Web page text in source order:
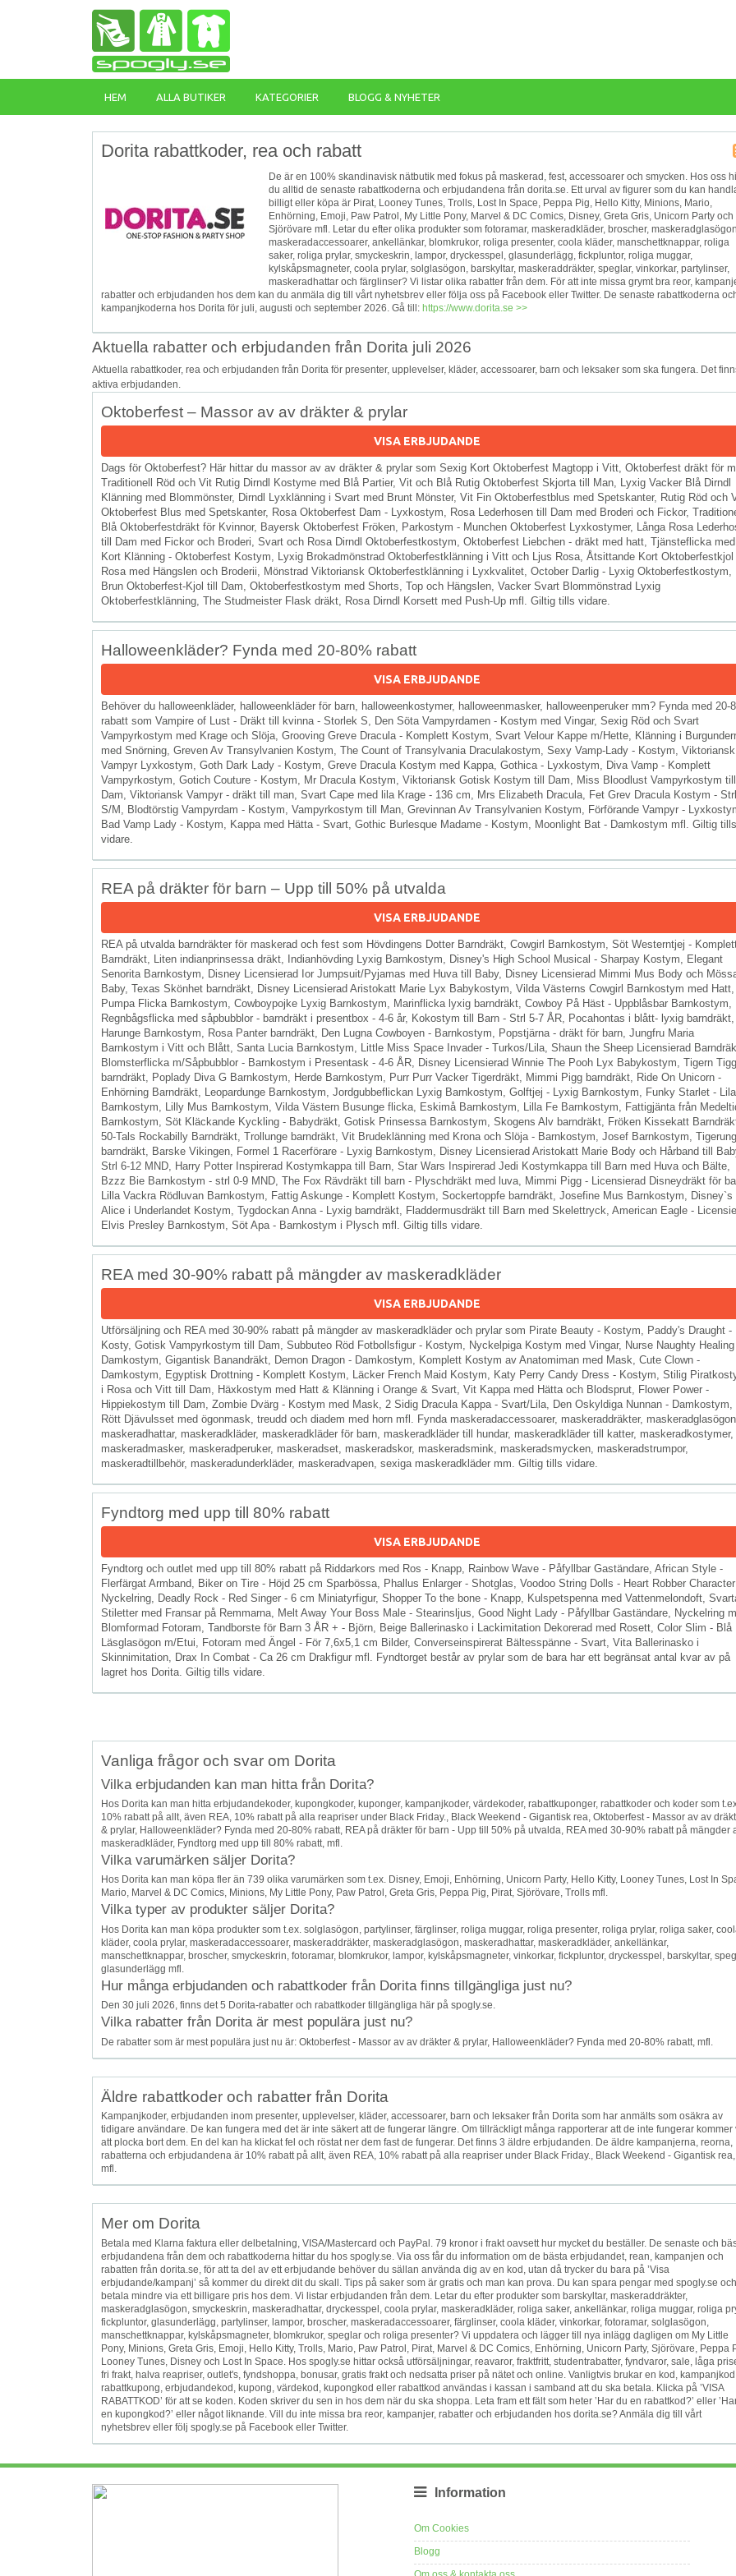
HEM ALLA BUTIKER KATEGORIER BLOGG & NYHETER
Dorita rabattkoder, rea och rabatt
De är en 100% skandinavisk nätbutik med fokus på maskerad, fest, accessoarer och smycken. Hos oss
du alltid de senaste rabattkoderna och erbjudandena från dorita.se. Ett urval av figurer som du kan
billigt eller köpa är Pirat, Looney Tunes, Trolls, Lost In Space, Peppa Pig, Hello Kitty, Minions, Mario,
Enhörning, Emoji, Paw Patrol, My Little Pony, Marvel & DC Comics, Disney, Greta Gris, Unicorn Party och
Sjörövare mfl. Letar du efter olika produkter som fotoramar, maskeradkläder, broscher,
maskeradaccessoarer, ankellänkar, blomkrukor, roliga presenter, coola kläder, manschettknappar, roliga
saker, roliga prylar, smyckeskrin, lampor, dryckesspel, glasunderlägg, fickpluntor, roliga muggar,
kylskåpsmagneter, coola prylar, solglasögon, barskyltar, maskeraddräkter, speglar, vinkorkar, partylinser,
maskeradhattar och färglinser? Vi listar olika rabatter från dem. För att inte missa grymt bra reor,
rabatter och erbjudanden hos dem kan du anmäla dig till vårt nyhetsbrev eller följa oss på Facebook eller Twitter. De senaste rabattkoderna
kampanjkoderna hos Dorita för juli, augusti och september 2026. Gå till: https://www.dorita.se >>
Aktuella rabatter och erbjudanden från Dorita juli 2026
Aktuella rabattkoder, rea och erbjudanden från Dorita för presenter, upplevelser, kläder, accessoarer, barn och leksaker som ska fungera. Det
aktiva erbjudanden.
Oktoberfest – Massor av av dräkter & prylar
VISA ERBJUDANDE
Dags för Oktoberfest? Här hittar du massor av av dräkter & prylar som Sexig Kort Oktoberfest Magtopp i Vitt, Oktoberfest dräkt för
Traditionell Röd och Vit Rutig Dirndl Kostyme med Blå Partier, Vit och Blå Rutig Oktoberfest Skjorta till Man, Lyxig Vacker Blå Dirndl
Klänning med Blommönster, Dirndl Lyxklänning i Svart med Brunt Mönster, Vit Fin Oktoberfestblus med Spetskanter, Rutig Röd och
Oktoberfest Blus med Spetskanter, Rosa Oktoberfest Dam - Lyxkostym, Rosa Lederhosen till Dam med Broderi och Fickor,
Blå Oktoberfestdräkt för Kvinnor, Bayersk Oktoberfest Fröken, Parkostym - Munchen Oktoberfest Lyxkostymer, Långa Rosa
till Dam med Fickor och Broderi, Svart och Rosa Dirndl Oktoberfestkostym, Oktoberfest Liebchen - dräkt med hatt, Tjänsteflicka med
Kort Klänning - Oktoberfest Kostym, Lyxig Brokadmönstrad Oktoberfestklänning i Vitt och Ljus Rosa, Åtsittande Kort Oktoberfestkjol
Rosa med Hängslen och Broderii, Mönstrad Viktoriansk Oktoberfestklänning i Lyxkvalitet, October Darlig - Lyxig Oktoberfestkostym,
Brun Oktoberfest-Kjol till Dam, Oktoberfestkostym med Shorts, Top och Hängslen, Vacker Svart Blommönstrad Lyxig
Oktoberfestklänning, The Studmeister Flask dräkt, Rosa Dirndl Korsett med Push-Up mfl. Giltig tills vidare.
Halloweenkläder? Fynda med 20-80% rabatt
VISA ERBJUDANDE
Behöver du halloweenkläder, halloweenkläder för barn, halloweenkostymer, halloweenmasker, halloweenperuker mm? Fynda med 20-
rabatt som Vampire of Lust - Dräkt till kvinna - Storlek S, Den Söta Vampyrdamen - Kostym med Vingar, Sexig Röd och Svart
Vampyrkostym med Krage och Slöja, Grooving Greve Dracula - Komplett Kostym, Svart Velour Kappe m/Hette, Klänning i
med Snörning, Greven Av Transylvanien Kostym, The Count of Transylvania Draculakostym, Sexy Vamp-Lady - Kostym, Viktoriansk
Vampyr Lyxkostym, Goth Dark Lady - Kostym, Greve Dracula Kostym med Kappa, Gothica - Lyxkostym, Diva Vamp - Komplett
Vampyrkostym, Gotich Couture - Kostym, Mr Dracula Kostym, Viktoriansk Gotisk Kostym till Dam, Miss Bloodlust Vampyrkostym till
Dam, Viktoriansk Vampyr - dräkt till man, Svart Cape med lila Krage - 136 cm, Mrs Elizabeth Dracula, Fet Grev Dracula Kostym - Strl
S/M, Blodtörstig Vampyrdam - Kostym, Vampyrkostym till Man, Grevinnan Av Transylvanien Kostym, Förförande Vampyr -
Bad Vamp Lady - Kostym, Kappa med Hätta - Svart, Gothic Burlesque Madame - Kostym, Moonlight Bat - Damkostym mfl. Giltig tills
vidare.
REA på dräkter för barn – Upp till 50% på utvalda
VISA ERBJUDANDE
REA på utvalda barndräkter för maskerad och fest som Hövdingens Dotter Barndräkt, Cowgirl Barnkostym, Söt Westerntjej -
Barndräkt, Liten indianprinsessa dräkt, Indianhövding Lyxig Barnkostym, Disney's High School Musical - Sharpay Kostym, Elegant
Senorita Barnkostym, Disney Licensierad Ior Jumpsuit/Pyjamas med Huva till Baby, Disney Licensierad Mimmi Mus Body och Mössa
Baby, Texas Skönhet barndräkt, Disney Licensierad Aristokatt Marie Lyx Babykostym, Vilda Västerns Cowgirl Barnkostym med Hatt,
Pumpa Flicka Barnkostym, Cowboypojke Lyxig Barnkostym, Marinflicka lyxig barndräkt, Cowboy På Häst - Uppblåsbar Barnkostym,
Regnbågsflicka med såpbubblor - barndräkt i presentbox - 4-6 år, Kokostym till Barn - Strl 5-7 ÅR, Pocahontas i blått- lyxig barndräkt,
Harunge Barnkostym, Rosa Panter barndräkt, Den Lugna Cowboyen - Barnkostym, Popstjärna - dräkt för barn, Jungfru Maria
Barnkostym i Vitt och Blått, Santa Lucia Barnkostym, Little Miss Space Invader - Turkos/Lila, Shaun the Sheep Licensierad
Blomsterflicka m/Såpbubblor - Barnkostym i Presentask - 4-6 ÅR, Disney Licensierad Winnie The Pooh Lyx Babykostym, Tigern
barndräkt, Poplady Diva G Barnkostym, Herde Barnkostym, Purr Purr Vacker Tigerdräkt, Mimmi Pigg barndräkt, Ride On Unicorn -
Enhörning Barndräkt, Leopardunge Barnkostym, Jordgubbeflickan Lyxig Barnkostym, Golftjej - Lyxig Barnkostym, Funky Starlet - Lila
Barnkostym, Lilly Mus Barnkostym, Vilda Västern Busunge flicka, Eskimå Barnkostym, Lilla Fe Barnkostym, Fattigjänta från
Barnkostym, Söt Kläckande Kyckling - Babydräkt, Gotisk Prinsessa Barnkostym, Skogens Alv barndräkt, Fröken Kissekatt
50-Tals Rockabilly Barndräkt, Trollunge barndräkt, Vit Brudeklänning med Krona och Slöja - Barnkostym, Josef Barnkostym,
barndräkt, Barske Vikingen, Formel 1 Racerförare - Lyxig Barnkostym, Disney Licensierad Aristokatt Marie Body och Hårband till
Strl 6-12 MND, Harry Potter Inspirerad Kostymkappa till Barn, Star Wars Inspirerad Jedi Kostymkappa till Barn med Huva och Bälte,
Bzzz Bie Barnkostym - strl 0-9 MND, The Fox Rävdräkt till barn - Plyschdräkt med luva, Mimmi Pigg - Licensierad Disneydräkt för
Lilla Vackra Rödluvan Barnkostym, Fattig Askunge - Komplett Kostym, Sockertoppfe barndräkt, Josefine Mus Barnkostym, Disney`s
Alice i Underlandet Kostym, Tygdockan Anna - Lyxig barndräkt, Fladdermusdräkt till Barn med Skelettryck, American Eagle -
Elvis Presley Barnkostym, Söt Apa - Barnkostym i Plysch mfl. Giltig tills vidare.
REA med 30-90% rabatt på mängder av maskeradkläder
VISA ERBJUDANDE
Utförsäljning och REA med 30-90% rabatt på mängder av maskeradkläder och prylar som Pirate Beauty - Kostym, Paddy's Draught -
Kosty, Gotisk Vampyrkostym till Dam, Subbuteo Röd Fotbollsfigur - Kostym, Nyckelpiga Kostym med Vingar, Nurse Naughty
Damkostym, Gigantisk Banandräkt, Demon Dragon - Damkostym, Komplett Kostym av Anatomiman med Mask, Cute Clown -
Damkostym, Egyptisk Drottning - Komplett Kostym, Läcker French Maid Kostym, Katy Perry Candy Dress - Kostym, Stilig
i Rosa och Vitt till Dam, Häxkostym med Hatt & Klänning i Orange & Svart, Vit Kappa med Hätta och Blodsprut, Flower Power -
Hippiekostym till Dam, Zombie Dvärg - Kostym med Mask, 2 Sidig Dracula Kappa - Svart/Lila, Den Oskyldiga Nunnan - Damkostym,
Rött Djävulsset med ögonmask, treudd och diadem med horn mfl. Fynda maskeradaccessoarer, maskeraddräkter, maskeradglasögon,
maskeradhattar, maskeradkläder, maskeradkläder för barn, maskeradkläder till hundar, maskeradkläder till katter, maskeradkostymer,
maskeradmasker, maskeradperuker, maskeradset, maskeradskor, maskeradsmink, maskeradsmycken, maskeradstrumpor,
maskeradtillbehör, maskeradunderkläder, maskeradvapen, sexiga maskeradkläder mm. Giltig tills vidare.
Fyndtorg med upp till 80% rabatt
VISA ERBJUDANDE
Fyndtorg och outlet med upp till 80% rabatt på Riddarkors med Ros - Knapp, Rainbow Wave - Påfyllbar Gaständare, African Style -
Flerfärgat Armband, Biker on Tire - Höjd 25 cm Sparbössa, Phallus Enlarger - Shotglas, Voodoo String Dolls - Heart Robber
Nyckelring, Deadly Rock - Red Singer - 6 cm Miniatyrfigur, Shopper To the bone - Knapp, Kulspetspenna med Vattenmelondoft,
Stiletter med Fransar på Remmarna, Melt Away Your Boss Male - Stearinsljus, Good Night Lady - Påfyllbar Gaständare, Nyckelring
Blomformad Fotoram, Tandborste för Barn 3 ÅR + - Björn, Beige Ballerinasko i Lackimitation Dekorerad med Rosett, Color Slim - Blå
Läsglasögon m/Etui, Fotoram med Ängel - För 7,6x5,1 cm Bilder, Converseinspirerat Bältesspänne - Svart, Vita Ballerinasko i
Skinnimitation, Drax In Combat - Ca 26 cm Drakfigur mfl. Fyndtorget består av prylar som de bara har ett begränsat antal kvar av på
lagret hos Dorita. Giltig tills vidare.
Vanliga frågor och svar om Dorita
Vilka erbjudanden kan man hitta från Dorita?
Hos Dorita kan man hitta erbjudandekoder, kupongkoder, kuponger, kampanjkoder, värdekoder, rabattkuponger, rabattkoder och koder som
10% rabatt på allt, även REA, 10% rabatt på alla reapriser under Black Friday., Black Weekend - Gigantisk rea, Oktoberfest - Massor av av
& prylar, Halloweenkläder? Fynda med 20-80% rabatt, REA på dräkter för barn - Upp till 50% på utvalda, REA med 30-90% rabatt på mängder
maskeradkläder, Fyndtorg med upp till 80% rabatt, mfl.
Vilka varumärken säljer Dorita?
Hos Dorita kan man köpa fler än 739 olika varumärken som t.ex. Disney, Emoji, Enhörning, Unicorn Party, Hello Kitty, Looney Tunes, Lost In
Mario, Marvel & DC Comics, Minions, My Little Pony, Paw Patrol, Greta Gris, Peppa Pig, Pirat, Sjörövare, Trolls mfl.
Vilka typer av produkter säljer Dorita?
Hos Dorita kan man köpa produkter som t.ex. solglasögon, partylinser, färglinser, roliga muggar, roliga presenter, roliga prylar, roliga saker,
kläder, coola prylar, maskeradaccessoarer, maskeraddräkter, maskeradglasögon, maskeradhattar, maskeradkläder, ankellänkar,
manschettknappar, broscher, smyckeskrin, fotoramar, blomkrukor, lampor, kylskåpsmagneter, vinkorkar, fickpluntor, dryckesspel, barskyltar,
glasunderlägg mfl.
Hur många erbjudanden och rabattkoder från Dorita finns tillgängliga just nu?
Den 30 juli 2026, finns det 5 Dorita-rabatter och rabattkoder tillgängliga här på spogly.se.
Vilka rabatter från Dorita är mest populära just nu?
De rabatter som är mest populära just nu är: Oktoberfest - Massor av av dräkter & prylar, Halloweenkläder? Fynda med 20-80% rabatt, mfl.
Äldre rabattkoder och rabatter från Dorita
Kampanjkoder, erbjudanden inom presenter, upplevelser, kläder, accessoarer, barn och leksaker från Dorita som har anmälts som osäkra av
tidigare användare. De kan fungera med det är inte säkert att de fungerar längre. Om tillräckligt många rapporterar att de inte fungerar kommer
att plocka bort dem. En del kan ha klickat fel och röstat ner dem fast de fungerar. Det finns 3 äldre erbjudanden. De äldre kampanjerna, reorna,
rabatterna och erbjudandena är 10% rabatt på allt, även REA, 10% rabatt på alla reapriser under Black Friday., Black Weekend - Gigantisk rea,
mfl.
Mer om Dorita
Betala med Klarna faktura eller delbetalning, VISA/Mastercard och PayPal. 79 kronor i frakt oavsett hur mycket du beställer. De senaste och
erbjudandena från dem och rabattkoderna hittar du hos spogly.se. Via oss får du information om de bästa erbjudandet, rean, kampanjen och
rabatten från dorita.se, för att ta del av ett erbjudande behöver du sällan använda dig av en kod, utan då trycker du bara på ’Visa
erbjudande/kampanj’ så kommer du direkt dit du skall. Tips på saker som är gratis och man kan prova. Du kan spara pengar med spogly.se och
betala mindre via ett billigare pris hos dem. Vi listar erbjudanden från dem. Letar du efter produkter som barskyltar, maskeraddräkter,
maskeradglasögon, smyckeskrin, maskeradhattar, dryckesspel, coola prylar, maskeradkläder, roliga saker, ankellänkar, roliga muggar, roliga
fickpluntor, glasunderlägg, partylinser, lampor, broscher, maskeradaccessoarer, färglinser, coola kläder, vinkorkar, fotoramar, solglasögon,
manschettknappar, kylskåpsmagneter, blomkrukor, speglar och roliga presenter? Vi uppdatera och lägger till nya inlägg dagligen om My Little
Pony, Minions, Greta Gris, Emoji, Hello Kitty, Trolls, Mario, Paw Patrol, Pirat, Marvel & DC Comics, Enhörning, Unicorn Party, Sjörövare, Peppa
Looney Tunes, Disney och Lost In Space. Hos spogly.se hittar också utförsäljningar, reavaror, fraktfritt, studentrabatter, fyndvaror, sale, låga
fri frakt, halva reapriser, outlet's, fyndshoppa, bonusar, gratis frakt och nedsatta priser på nätet och online. Vanligtvis brukar en kod,
rabattkupong, erbjudandekod, kupong, värdekod, kupongkod eller rabattkod användas i kassan i samband att du ska betala. Klicka på ’VISA
RABATTKOD’ för att se koden. Koden skriver du sen in hos dem när du ska shoppa. Leta fram ett fält som heter ’Har du en rabattkod?’ eller
en kupongkod?’ eller något liknande. Vill du inte missa bra reor, kampanjer, rabatter och erbjudanden hos dorita.se? Anmäla dig till vårt
nyhetsbrev eller följ spogly.se på Facebook eller Twitter.
Information
Om Cookies
Blogg